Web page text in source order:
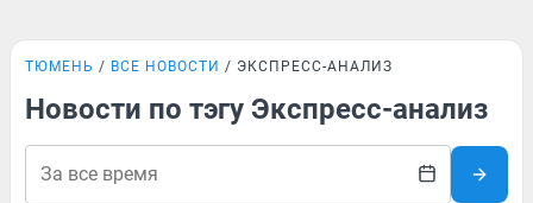
ТЮМЕНЬ ВСЕ НОВОСТИ ЭКСПРЕСС-АНАЛИЗ
Новости по тэгу Экспресс-анализ